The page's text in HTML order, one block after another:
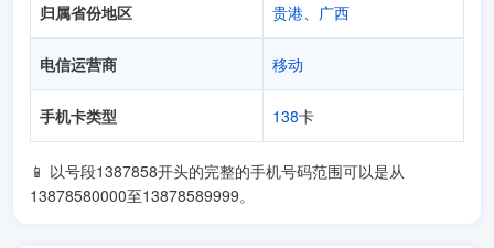
归属省份地区 贵港、 广西
电信运营商 移动
手机卡类型 138卡
📱 以号段1387858开头的完整的手机号码范围可以是从
13878580000至13878589999。